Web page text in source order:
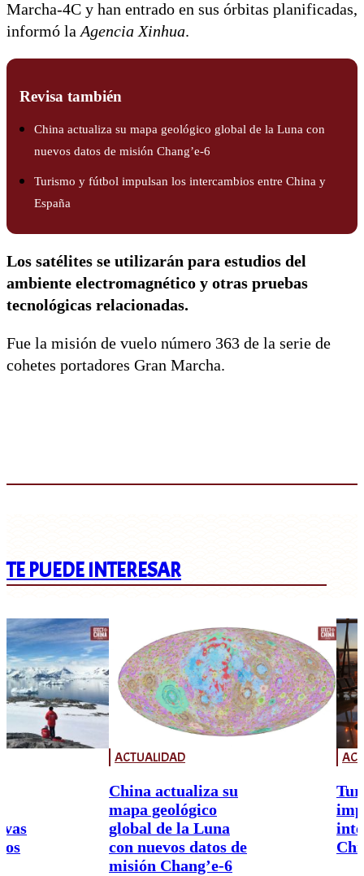
Marcha-4C y han entrado en sus órbitas planificadas,
informó laAgencia Xinhua.
Revisa también
China actualiza su mapa geológico global de la Luna con
nuevos datos de misión Chang’e-6
Turismo y fútbol impulsan los intercambios entre China y
España
Los satélites se utilizarán para estudios del
ambiente electromagnético y otras pruebas
tecnológicas relacionadas.
Fue la misión de vuelo número 363 de la serie de
cohetes portadores Gran Marcha.
TE PUEDE INTERESAR
ACTUALIDAD
China actualiza su
mapa geológico
global de la Luna
con nuevos datos de
misión Chang’e-6